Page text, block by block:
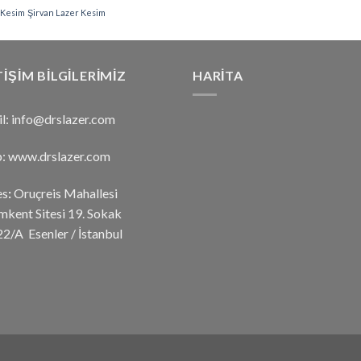
Şirvan Lazer Kesim
BILGILERIMIZ
info@drslazer.com
www.drslazer.com
: Oruçreis Mahallesi
Sitesi 19. Sokak
A Esenler / İstanbul
HARITA